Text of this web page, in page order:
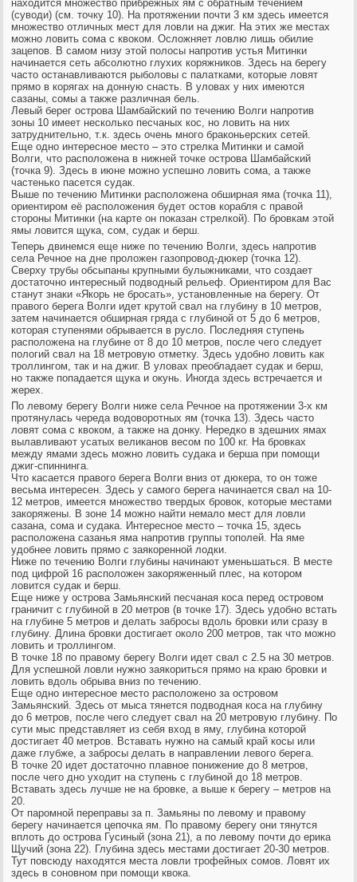
находится множество прибрежных ям с обратным течением
(суводи) (см. точку 10). На протяжении почти 3 км здесь имеется
множество отличных мест для ловли на джиг. На этих же местах
можно ловить сома с квоком. Осложняет ловлю лишь обилие
зацепов. В самом низу этой полосы напротив устья Митинки
начинается сеть абсолютно глухих коряжников. Здесь на берегу
часто останавливаются рыболовы с палатками, которые ловят
прямо в корягах на донную снасть. В уловах у них имеются
сазаны, сомы а также различная бель.
Левый берег острова Шамбайский по течению Волги напротив
зоны 10 имеет несколько песчаных кос, но ловить на них
затруднительно, т.к. здесь очень много браконьерских сетей.
Еще одно интересное место – это стрелка Митинки и самой
Волги, что расположена в нижней точке острова Шамбайский
(точка 9). Здесь в июне можно успешно ловить сома, а также
частенько пасется судак.
Выше по течению Митинки расположена обширная яма (точка 11),
ориентиром её расположения будет остов корабля с правой
стороны Митинки (на карте он показан стрелкой). По бровкам этой
ямы ловится щука, сом, судак и берш.
Теперь двинемся еще ниже по течению Волги, здесь напротив
села Речное на дне проложен газопровод-дюкер (точка 12).
Сверху трубы обсыпаны крупными булыжниками, что создает
достаточно интересный подводный рельеф. Ориентиром для Вас
станут знаки «Якорь не бросать», установленные на берегу. От
правого берега Волги идет крутой свал на глубину в 10 метров,
затем начинается обширная гряда с глубиной от 5 до 6 метров,
которая ступенями обрывается в русло. Последняя ступень
расположена на глубине от 8 до 10 метров, после чего следует
пологий свал на 18 метровую отметку. Здесь удобно ловить как
троллингом, так и на джиг. В уловах преобладает судак и берш,
но также попадается щука и окунь. Иногда здесь встречается и
жерех.
По левому берегу Волги ниже села Речное на протяжении 3-х км
протянулась череда водоворотных ям (точка 13). Здесь часто
ловят сома с квоком, а также на донку. Нередко в здешних ямах
вылавливают усатых великанов весом по 100 кг. На бровках
между ямами здесь можно ловить судака и берша при помощи
джиг-спиннинга.
Что касается правого берега Волги вниз от дюкера, то он тоже
весьма интересен. Здесь у самого берега начинается свал на 10-
12 метров, имеется множество твердых бровок, которые местами
закоряжены. В зоне 14 можно найти немало мест для ловли
сазана, сома и судака. Интересное место – точка 15, здесь
расположена сазанья яма напротив группы тополей. На яме
удобнее ловить прямо с заякоренной лодки.
Ниже по течению Волги глубины начинают уменьшаться. В месте
под цифрой 16 расположен закоряженный плес, на котором
ловится судак и берш.
Еще ниже у острова Замьянский песчаная коса перед островом
граничит с глубиной в 20 метров (в точке 17). Здесь удобно встать
на глубине 5 метров и делать забросы вдоль бровки или сразу в
глубину. Длина бровки достигает около 200 метров, так что можно
ловить и троллингом.
В точке 18 по правому берегу Волги идет свал с 2.5 на 30 метров.
Для успешной ловли нужно заякориться прямо на краю бровки и
ловить вдоль обрыва вниз по течению.
Еще одно интересное место расположено за островом
Замьянский. Здесь от мыса тянется подводная коса на глубину
до 6 метров, после чего следует свал на 20 метровую глубину. По
сути мыс представляет из себя вход в яму, глубина которой
достигает 40 метров. Вставать нужно на самый край косы или
даже глубже, а забросы делать в направлении левого берега.
В точке 20 идет достаточно плавное понижение до 8 метров,
после чего дно уходит на ступень с глубиной до 18 метров.
Вставать здесь лучше не на бровке, а выше к берегу – метров на
20.
От паромной переправы за п. Замьяны по левому и правому
берегу начинается цепочка ям. По правому берегу они тянутся
вплоть до острова Гусиный (зона 21), а по левому почти до ерика
Щучий (зона 22). Глубина здесь местами достигает 20-30 метров.
Тут повсюду находятся места ловли трофейных сомов. Ловят их
здесь в соновном при помощи квока.